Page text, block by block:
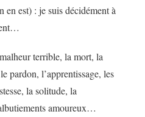
est) : je suis décidément à
terrible, la mort, la
pardon, l’apprentissage, les
la solitude, la
amoureux…